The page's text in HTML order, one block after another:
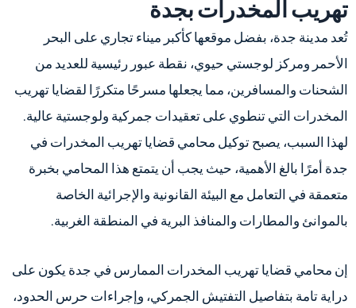
تهريب المخدرات بجدة
تُعد مدينة جدة، بفضل موقعها كأكبر ميناء تجاري على البحر
الأحمر ومركز لوجستي حيوي، نقطة عبور رئيسية للعديد من
الشحنات والمسافرين، مما يجعلها مسرحًا متكررًا لقضايا تهريب
المخدرات التي تنطوي على تعقيدات جمركية ولوجستية عالية.
لهذا السبب، يصبح توكيل محامي قضايا تهريب المخدرات في
جدة أمرًا بالغ الأهمية، حيث يجب أن يتمتع هذا المحامي بخبرة
متعمقة في التعامل مع البيئة القانونية والإجرائية الخاصة
بالموانئ والمطارات والمنافذ البرية في المنطقة الغربية.
إن محامي قضايا تهريب المخدرات الممارس في جدة يكون على
دراية تامة بتفاصيل التفتيش الجمركي، وإجراءات حرس الحدود،